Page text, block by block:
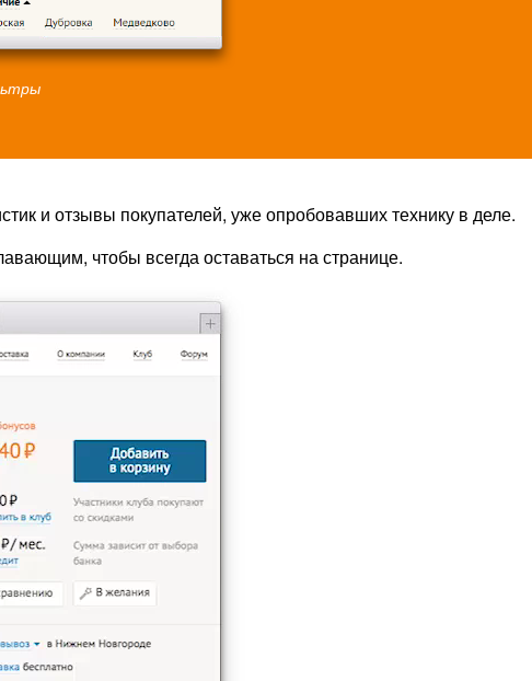
и отзывы покупателей, уже опробовавших технику в деле.
чтобы всегда оставаться на странице.